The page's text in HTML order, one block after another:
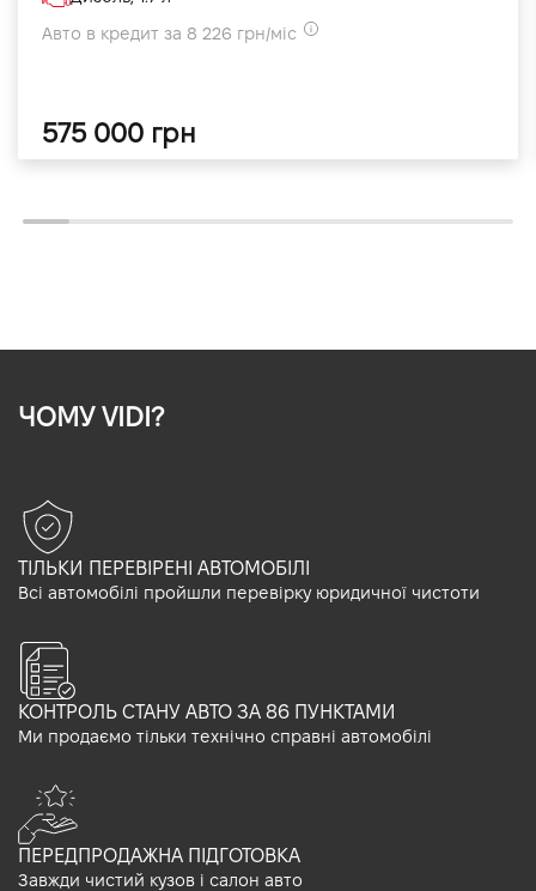
Авто в кредит за 8 226 грн/міс
575 000 грн
ЧОМУ VIDI?
ТІЛЬКИ ПЕРЕВІРЕНІ АВТОМОБІЛІ
Всі автомобілі пройшли перевірку юридичної чистоти
КОНТРОЛЬ СТАНУ АВТО ЗА 86 ПУНКТАМИ
Ми продаємо тільки технічно справні автомобілі
ПЕРЕДПРОДАЖНА ПІДГОТОВКА
Завжди чистий кузов і салон авто